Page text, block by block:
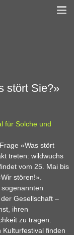
stört Sie?»
für Solche und
«Was stört
treten: wildwuchs
vom 25. Mai bis
stören!».
Gesellschaft –
ihren
zu tragen.
finden